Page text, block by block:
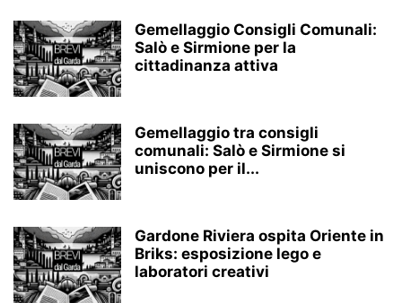
Gemellaggio Consigli Comunali:
Salò e Sirmione per la
cittadinanza attiva
Gemellaggio tra consigli
comunali: Salò e Sirmione si
uniscono per il...
Gardone Riviera ospita Oriente in
Briks: esposizione lego e
laboratori creativi